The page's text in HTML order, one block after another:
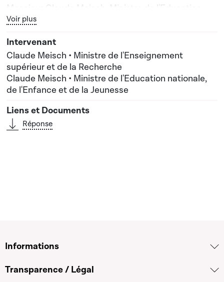
Monsieur Claude Meisch, Ministre de l'Education
nationale, de l'Enfance et de la Jeunesse
Bouton graphique servant à afficher ou cacher tous les
Voir plus
Claude Meisch • Ministre de l'Enseignement
supérieur et de la Recherche
Claude Meisch • Ministre de l'Education nationale,
de l'Enfance et de la Jeunesse
Réponse
Informations
Transparence / Légal